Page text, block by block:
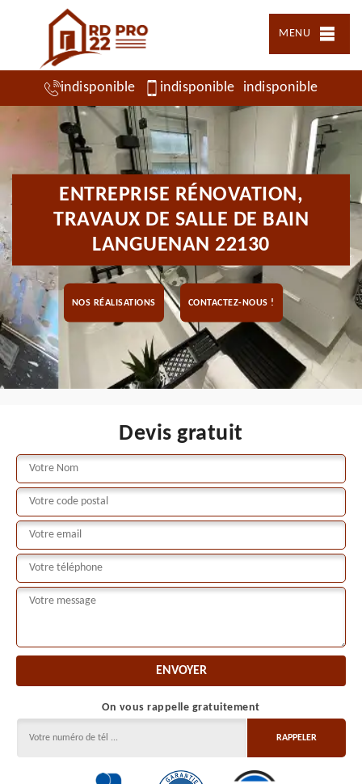
MENU
indisponible indisponible indisponible
ENTREPRISE RÉNOVATION,
TRAVAUX DE SALLE DE BAIN
LANGUENAN 22130
NOS RÉALISATIONS CONTACTEZ-NOUS !
Devis gratuit
On vous rappelle gratuitement